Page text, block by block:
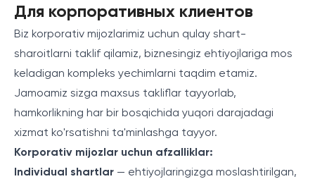
Для корпоративных клиентов
Biz korporativ mijozlarimiz uchun qulay shart-
sharoitlarni taklif qilamiz, biznesingiz ehtiyojlariga mos
keladigan kompleks yechimlarni taqdim etamiz.
Jamoamiz sizga maxsus takliflar tayyorlab,
hamkorlikning har bir bosqichida yuqori darajadagi
xizmat ko'rsatishni ta'minlashga tayyor.
Korporativ mijozlar uchun afzalliklar:
Individual shartlar — ehtiyojlaringizga moslashtirilgan,